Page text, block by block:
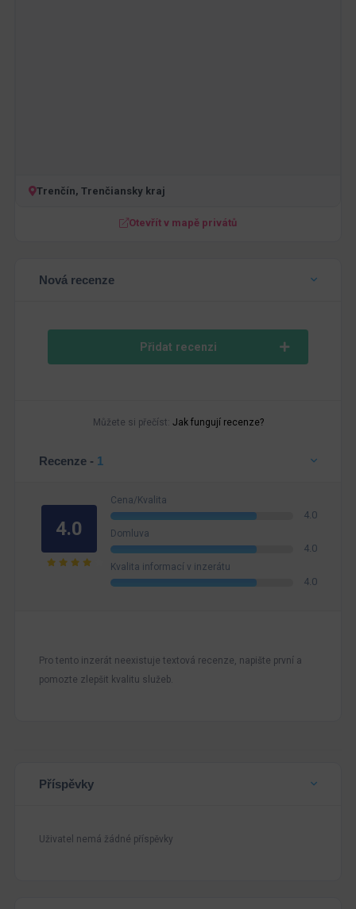
Trenčín, Trenčiansky kraj
Otevřít v mapě privátů
Nová recenze
Přidat recenzi
Můžete si přečíst: Jak fungují recenze?
Recenze - 1
4.0
Cena/Kvalita
4.0
Domluva
4.0
Kvalita informací v inzerátu
4.0
Pro tento inzerát neexistuje textová recenze, napište první a
pomozte zlepšit kvalitu služeb.
Příspěvky
Uživatel nemá žádné příspěvky